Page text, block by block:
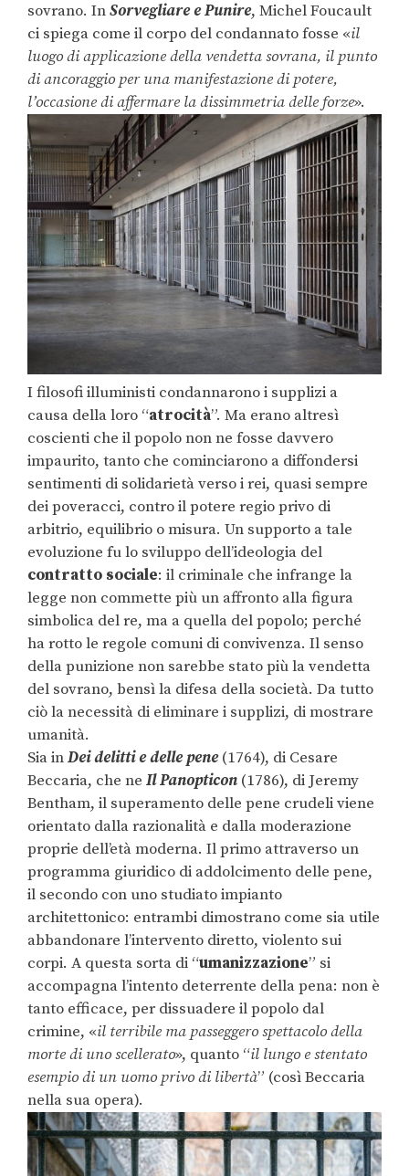
sovrano. InSorvegliare e Punire, Michel Foucault
ci spiega come il corpo del condannato fosse «il
luogo di applicazione della vendetta sovrana, il punto
di ancoraggio per una manifestazione di potere,
l’occasione di affermare la dissimmetria delle forze».
I filosofi illuministi condannarono i supplizi a
causa della loro “atrocità”. Ma erano altresì
coscienti che il popolo non ne fosse davvero
impaurito, tanto che cominciarono a diffondersi
sentimenti di solidarietà verso i rei, quasi sempre
dei poveracci, contro il potere regio privo di
arbitrio, equilibrio o misura. Un supporto a tale
evoluzione fu lo sviluppo dell’ideologia del
contratto sociale: il criminale che infrange la
legge non commette più un affronto alla figura
simbolica del re, ma a quella del popolo; perché
ha rotto le regole comuni di convivenza. Il senso
della punizione non sarebbe stato più la vendetta
del sovrano, bensì la difesa della società. Da tutto
ciò la necessità di eliminare i supplizi, di mostrare
umanità.
Sia inDei delitti e delle pene(1764), di Cesare
Beccaria, che ne Il Panopticon (1786), di Jeremy
Bentham, il superamento delle pene crudeli viene
orientato dalla razionalità e dalla moderazione
proprie dell’età moderna. Il primo attraverso un
programma giuridico di addolcimento delle pene,
il secondo con uno studiato impianto
architettonico: entrambi dimostrano come sia utile
abbandonare l’intervento diretto, violento sui
corpi. A questa sorta di “umanizzazione” si
accompagna l’intento deterrente della pena: non è
tanto efficace, per dissuadere il popolo dal
crimine, «il terribile ma passeggero spettacolo della
morte di uno scellerato», quanto “il lungo e stentato
esempio di un uomo privo di libertà” (così Beccaria
nella sua opera).